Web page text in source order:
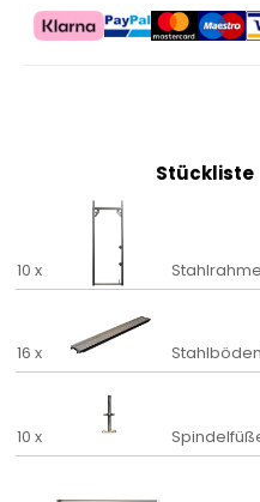
Stückliste
10 x
16 x Stahlböden
10 x